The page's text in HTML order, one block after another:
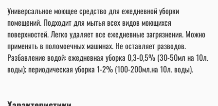
Универсальное моющее средство для ежедневной уборки
помещений. Подходит для мытья всех видов моющихся
поверхностей. Легко удаляет все ежедневные загрязнения. Можно
применять в поломоечных машинах. Не оставляет разводов.
Разбавление водой: ежедневная уборка 0,3-0,5% (30-50мл на 10л.
воды); периодическая уборка 1-2% (100-200мл.на 10л. воды).